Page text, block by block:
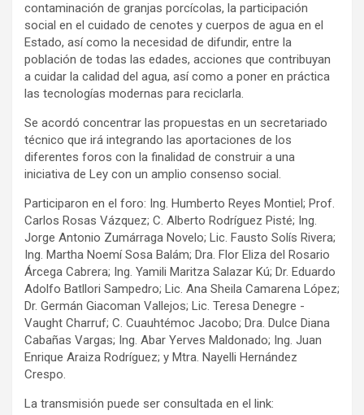
contaminación de granjas porcícolas, la participación
social en el cuidado de cenotes y cuerpos de agua en el
Estado, así como la necesidad de difundir, entre la
población de todas las edades, acciones que contribuyan
a cuidar la calidad del agua, así como a poner en práctica
las tecnologías modernas para reciclarla.
Se acordó concentrar las propuestas en un secretariado
técnico que irá integrando las aportaciones de los
diferentes foros con la finalidad de construir a una
iniciativa de Ley con un amplio consenso social.
Participaron en el foro: Ing. Humberto Reyes Montiel; Prof.
Carlos Rosas Vázquez; C. Alberto Rodríguez Pisté; Ing.
Jorge Antonio Zumárraga Novelo; Lic. Fausto Solís Rivera;
Ing. Martha Noemí Sosa Balám; Dra. Flor Eliza del Rosario
Árcega Cabrera; Ing. Yamili Maritza Salazar Kú; Dr. Eduardo
Adolfo Batllori Sampedro; Lic. Ana Sheila Camarena López;
Dr. Germán Giacoman Vallejos; Lic. Teresa Denegre -
Vaught Charruf; C. Cuauhtémoc Jacobo; Dra. Dulce Diana
Cabañas Vargas; Ing. Abar Yerves Maldonado; Ing. Juan
Enrique Araiza Rodríguez; y Mtra. Nayelli Hernández
Crespo.
La transmisión puede ser consultada en el link: